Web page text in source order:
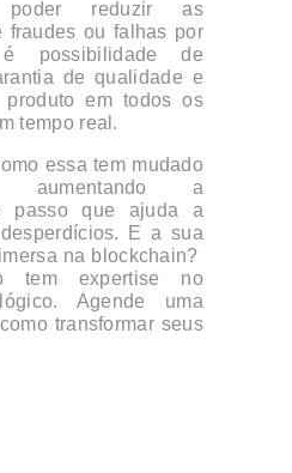
reduzir as
fraudes ou falhas por
possibilidade de
de qualidade e
produto em todos os
tempo real.
essa tem mudado
aumentando a
passo que ajuda a
E a sua
na blockchain?
tem expertise no
Agende uma
transformar seus